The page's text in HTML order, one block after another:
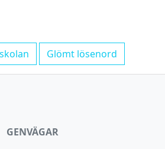
Glömt lösenord
GENVÄGAR